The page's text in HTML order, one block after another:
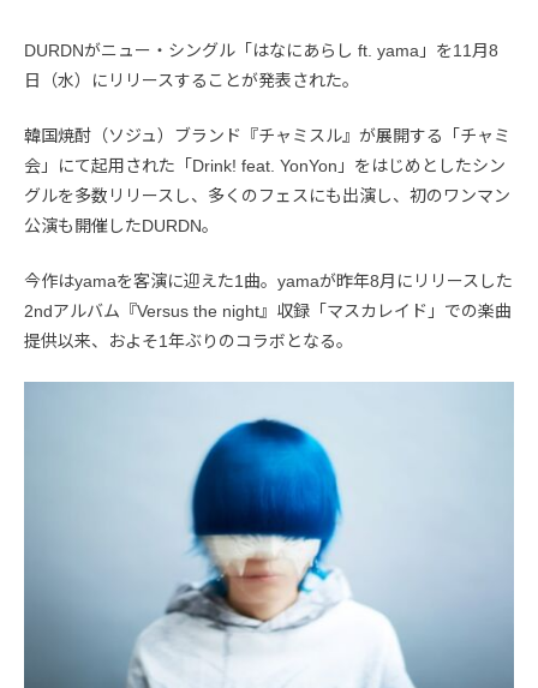
DURDNがニュー・シングル「はなにあらし ft. yama」を11月8
日（水）にリリースすることが発表された。
韓国焼酎（ソジュ）ブランド『チャミスル』が展開する「チャミ
会」にて起用された「Drink! feat. YonYon」をはじめとしたシン
グルを多数リリースし、多くのフェスにも出演し、初のワンマン
公演も開催したDURDN。
今作はyamaを客演に迎えた1曲。yamaが昨年8月にリリースした
2ndアルバム『Versus the night』収録「マスカレイド」での楽曲
提供以来、およそ1年ぶりのコラボとなる。